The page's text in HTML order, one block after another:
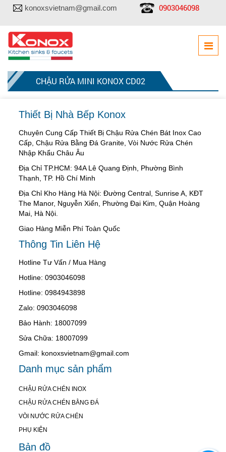
konoxsvietnam@gmail.com 0903046098
CHẬU RỬA MINI KONOX CD02
Thiết Bị Nhà Bếp Konox
Chuyên Cung Cấp Thiết Bị Chậu Rửa Chén Bát Inox Cao
Cấp, Chậu Rửa Bằng Đá Granite, Vòi Nước Rửa Chén
Nhập Khẩu Châu Âu
Địa Chỉ TP.HCM: 94A Lê Quang Định, Phường Bình
Thạnh, TP. Hồ Chí Minh
Địa Chỉ Kho Hàng Hà Nội: Đường Central, Sunrise A, KĐT
The Manor, Nguyễn Xiển, Phường Đại Kim, Quận Hoàng
Mai, Hà Nội.
Giao Hàng Miễn Phí Toàn Quốc
Thông Tin Liên Hệ
Hotline Tư Vấn / Mua Hàng
Hotline: 0903046098
Hotline: 0984943898
Zalo: 0903046098
Bảo Hành: 18007099
Sửa Chữa: 18007099
Gmail: konoxsvietnam@gmail.com
Danh mục sản phẩm
CHẬU RỬA CHÉN INOX
CHẬU RỬA CHÉN BẰNG ĐÁ
VÒI NƯỚC RỬA CHÉN
PHỤ KIỆN
Bản đồ